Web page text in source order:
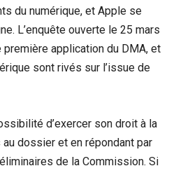
du numérique, et Apple se
L’enquête ouverte le 25 mars
application du DMA, et
sont rivés sur l’issue de
d’exercer son droit à la
dossier et en répondant par
de la Commission. Si